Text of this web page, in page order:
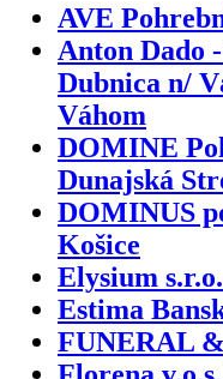
AVE
Anton Dado
Dubnica n/
Váhom
DOMINE
Dunajská
DOMINUS
Košice
Elysium
Estima
FUNERAL